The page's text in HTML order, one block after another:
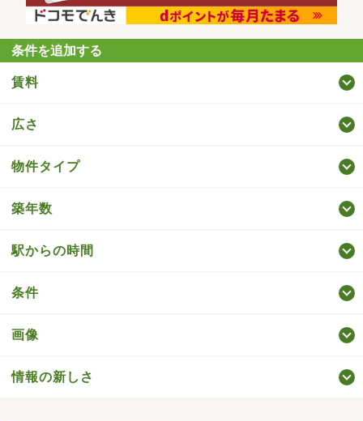
条件を追加する
賃料
広さ
物件タイプ
築年数
駅からの時間
条件
画像
情報の新しさ